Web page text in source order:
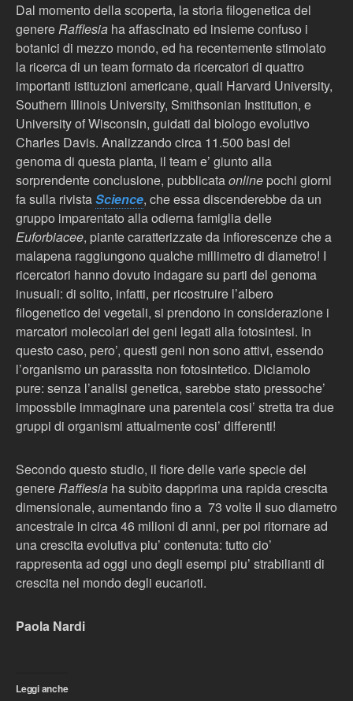
Dal momento della scoperta, la storia filogenetica del
genereRafflesia ha affascinato ed insieme confuso i
botanici di mezzo mondo, ed ha recentemente stimolato
la ricerca di un team formato da ricercatori di quattro
importanti istituzioni americane, quali Harvard University,
Southern Illinois University, Smithsonian Institution, e
University of Wisconsin, guidati dal biologo evolutivo
Charles Davis. Analizzando circa 11.500 basi del
genoma di questa pianta, il team e’ giunto alla
sorprendente conclusione, pubblicataonline pochi giorni
fa sulla rivistaScience, che essa discenderebbe da un
gruppo imparentato alla odierna famiglia delle
Euforbiacee, piante caratterizzate da infiorescenze che a
malapena raggiungono qualche millimetro di diametro! I
ricercatori hanno dovuto indagare su parti del genoma
inusuali: di solito, infatti, per ricostruire l’albero
filogenetico dei vegetali, si prendono in considerazione i
marcatori molecolari dei geni legati alla fotosintesi. In
questo caso, pero’, questi geni non sono attivi, essendo
l’organismo un parassita non fotosintetico. Diciamolo
pure: senza l’analisi genetica, sarebbe stato pressoche’
impossbile immaginare una parentela cosi’ stretta tra due
gruppi di organismi attualmente cosi’ differenti!
Secondo questo studio, il fiore delle varie specie del
genereRafflesia ha subìto dapprima una rapida crescita
dimensionale, aumentando fino a 73 volte il suo diametro
ancestrale in circa 46 milioni di anni, per poi ritornare ad
una crescita evolutiva piu’ contenuta: tutto cio’
rappresenta ad oggi uno degli esempi piu’ strabilianti di
crescita nel mondo degli eucarioti.
Paola Nardi
Leggi anche